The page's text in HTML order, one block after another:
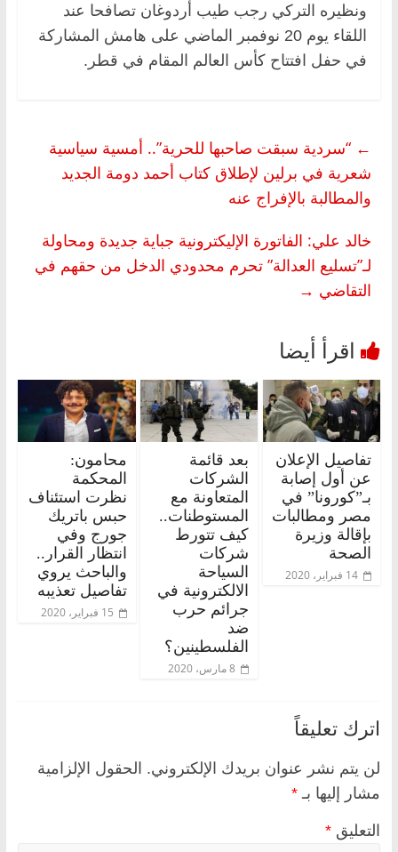
ونظيره التركي رجب طيب أردوغان تصافحا عند
اللقاء يوم 20 نوفمبر الماضي على هامش المشاركة
في حفل افتتاح كأس العالم المقام في قطر.
← “سردية سبقت صاحبها للحرية”.. أمسية سياسية
شعرية في برلين لإطلاق كتاب أحمد دومة الجديد
والمطالبة بالإفراج عنه
خالد علي: الفاتورة الإليكترونية جباية جديدة ومحاولة
لـ”تسليع العدالة” تحرم محدودي الدخل من حقهم في
التقاضي →
تفاصيل الإعلان
عن أول إصابة
بـ”كورونا” في
مصر ومطالبات
بإقالة وزيرة
الصحة
14 فبراير، 2020
بعد قائمة
الشركات
المتعاونة مع
المستوطنات..
كيف تتورط
شركات
السياحة
الالكترونية في
جرائم حرب
ضد
الفلسطينين؟
8 مارس، 2020
محامون:
المحكمة
نظرت استئناف
حبس باتريك
جورج وفي
انتظار القرار..
والباحث يروي
تفاصيل تعذيبه
15 فبراير، 2020
اترك تعليقاً
لن يتم نشر عنوان بريدك الإلكتروني. الحقول الإلزامية
مشار إليها بـ *
التعليق *